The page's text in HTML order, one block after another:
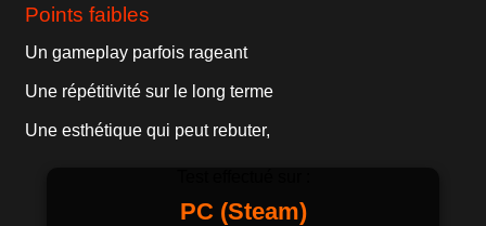
Points faibles
Un gameplay parfois rageant
Une répétitivité sur le long terme
Une esthétique qui peut rebuter,
PC (Steam)